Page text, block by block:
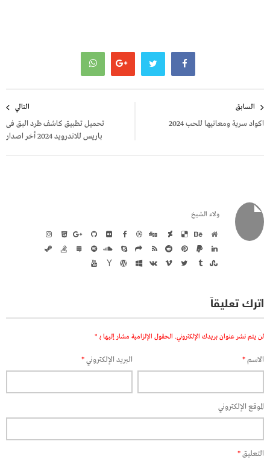
المقالات
السابق
اكواد سرية ومعانيها للحب 2024
التالي
تحميل تطبيق كاشف طرد البق فى
باريس للاندرويد 2024 أخر اصدار
ولاء الشيخ
اترك تعليقاً
لن يتم نشر عنوان بريدك الإلكتروني. الحقول الإلزامية مشار إليها بـ *
الاسم* البريد الإلكتروني*
الموقع الإلكتروني
التعليق*